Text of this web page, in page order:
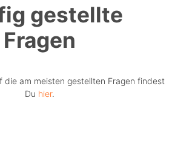
gestellte
Fragen
die am meisten gestellten Fragen findest
Du hier.